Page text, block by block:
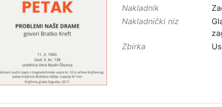
Nakladnik
Nakladnički niz
Zbirka